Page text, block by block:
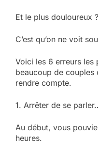
Et le plus douloureux ?
C’est qu’on ne voit
Voici les 6 erreurs les
beaucoup de couples
rendre compte.
1. Arrêter de se
Au début, vous
heures.